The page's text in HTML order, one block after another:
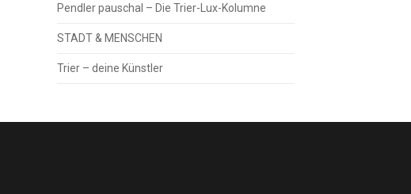
Pendler pauschal – Die Trier-Lux-Kolumne
STADT & MENSCHEN
Trier – deine Künstler